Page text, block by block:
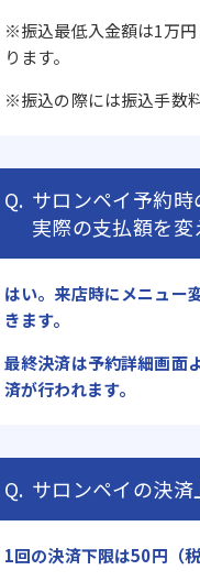
※振込最低入金額は1万
ります。
※振込の際には振込手数
サロンペイ予約時
実際の支払額を変
はい。来店時にメニュー
きます。
最終決済は予約詳細画面
済が行われます。
サロンペイの決
1回の決済下限は50円（